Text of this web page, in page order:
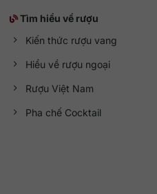
Tìm hiểu về rượu
Kiến thức rượu vang
Hiểu về rượu ngoại
Rượu Việt Nam
Pha chế Cocktail